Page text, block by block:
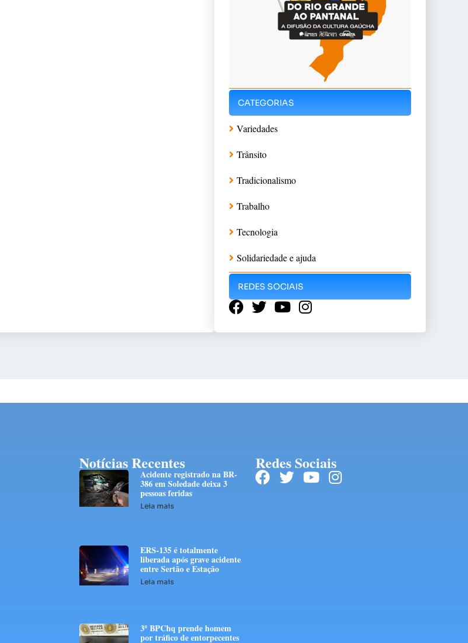
CATEGORIAS
Variedades
Trânsito
Tradicionalismo
Trabalho
Tecnologia
Solidariedade e ajuda
REDES SOCIAIS
Notícias Recentes
Acidente registrado na BR-
386 em Soledade deixa 3
pessoas feridas
Leia mais
ERS-135 é totalmente
liberada após grave acidente
entre Sertão e Estação
Leia mais
3º BPChq prende homem
por tráfico de entorpecentes
Redes Sociais